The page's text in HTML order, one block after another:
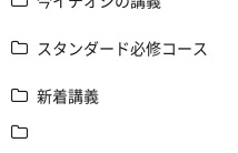
スタンダード必修コース
新着講義